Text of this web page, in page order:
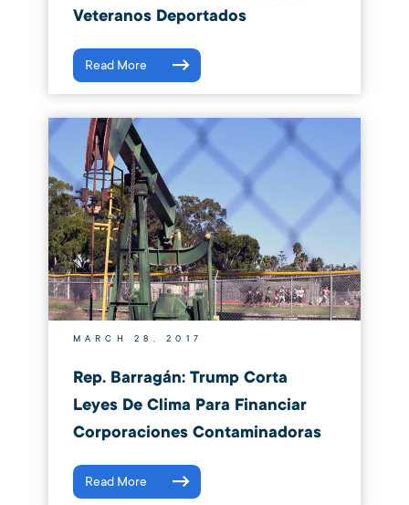
Veteranos Deportados
Read More
MARCH 28, 2017
Rep. Barragán: Trump Corta
Leyes De Clima Para Financiar
Corporaciones Contaminadoras
Read More